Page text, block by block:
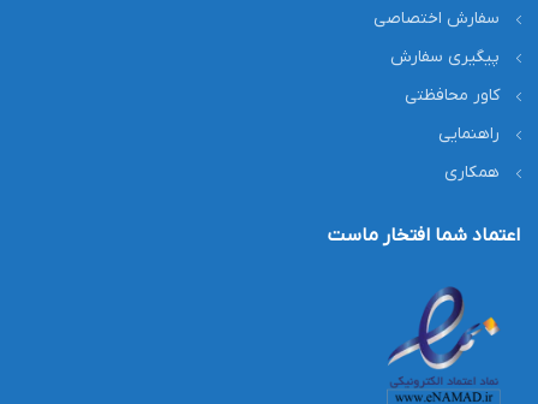
سفارش اختصاصی
پیگیری سفارش
کاور محافظتی
راهنمایی
همکاری
اعتماد شما افتخار ماست